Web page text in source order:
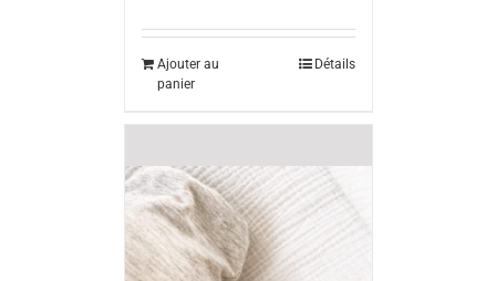
Ajouter au
panier
Détails